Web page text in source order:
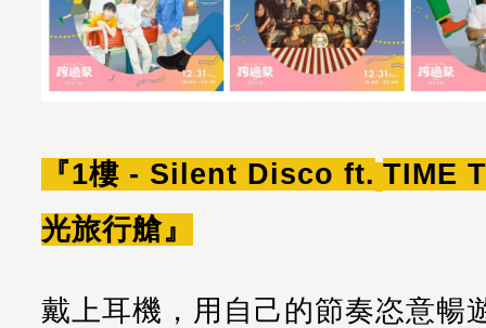
『1樓 - Silent Disco ft. TIME
光旅行艙』
戴上耳機，用自己的節奏恣意暢